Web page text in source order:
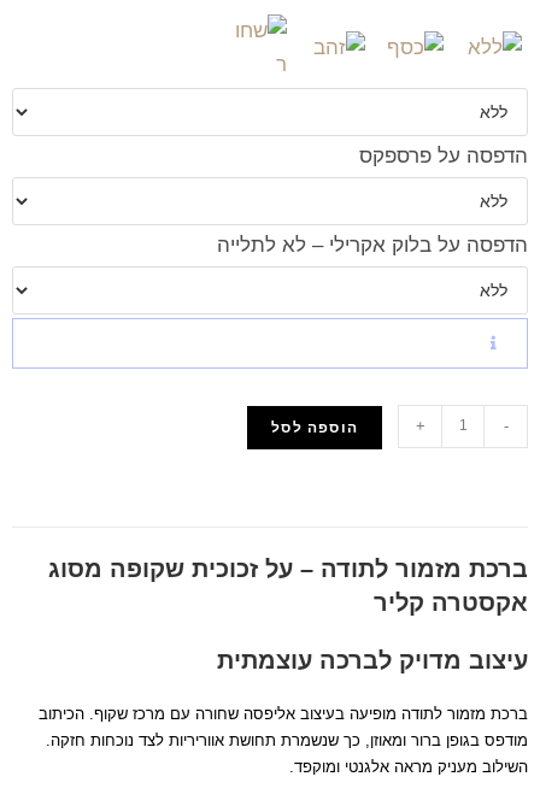
הדפסה על פרספקס
הדפסה על בלוק אקרילי – לא לתלייה
-
+ הוספה לסל
ברכת מזמור לתודה – על זכוכית שקופה מסוג
אקסטרה קליר
עיצוב מדויק לברכה עוצמתית
ברכת מזמור לתודה מופיעה בעיצוב אליפסה שחורה עם מרכז שקוף. הכיתוב
מודפס בגופן ברור ומאוזן, כך שנשמרת תחושת אווריריות לצד נוכחות חזקה.
השילוב מעניק מראה אלגנטי ומוקפד.